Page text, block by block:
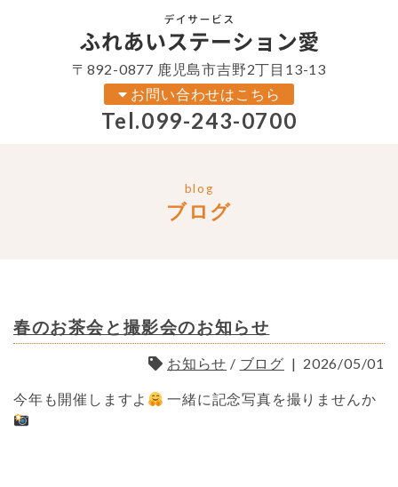
〒892-0877 鹿児島市吉野2丁目13-13
お問い合わせはこちら
Tel.099-243-0700
blog
ブログ
春のお茶会と撮影会のお知らせ
お知らせ / ブログ | 2026/05/01
今年も開催しますよ 一緒に記念写真を撮りませんか